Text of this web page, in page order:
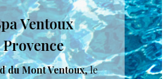
Ventoux
Provence
du Mont Ventoux, le